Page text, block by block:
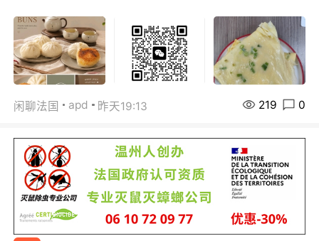
闲聊法国 apd 昨天19:13 219 0